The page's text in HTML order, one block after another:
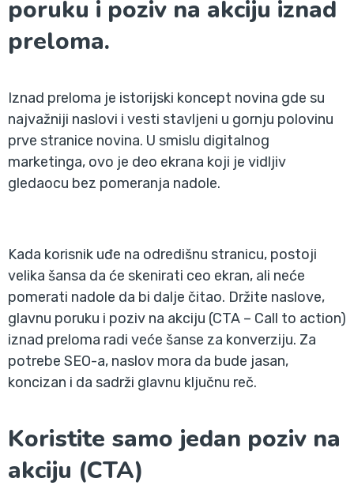
poruku i poziv na akciju iznad
preloma.
Iznad preloma je istorijski koncept novina gde su
najvažniji naslovi i vesti stavljeni u gornju polovinu
prve stranice novina. U smislu digitalnog
marketinga, ovo je deo ekrana koji je vidljiv
gledaocu bez pomeranja nadole.
Kada korisnik uđe na odredišnu stranicu, postoji
velika šansa da će skenirati ceo ekran, ali neće
pomerati nadole da bi dalje čitao. Držite naslove,
glavnu poruku i poziv na akciju (CTA – Call to action)
iznad preloma radi veće šanse za konverziju. Za
potrebe SEO-a, naslov mora da bude jasan,
koncizan i da sadrži glavnu ključnu reč.
Koristite samo jedan poziv na
akciju (CTA)